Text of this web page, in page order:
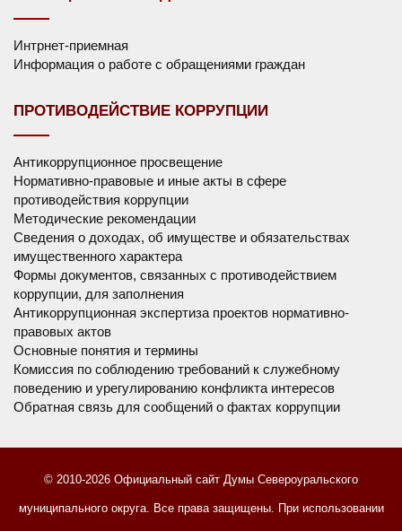
Интрнет-приемная
Информация о работе с обращениями граждан
ПРОТИВОДЕЙСТВИЕ КОРРУПЦИИ
Антикоррупционное просвещение
Нормативно-правовые и иные акты в сфере
противодействия коррупции
Методические рекомендации
Сведения о доходах, об имуществе и обязательствах
имущественного характера
Формы документов, связанных с противодействием
коррупции, для заполнения
Антикоррупционная экспертиза проектов нормативно-
правовых актов
Основные понятия и термины
Комиссия по соблюдению требований к служебному
поведению и урегулированию конфликта интересов
Обратная связь для сообщений о фактах коррупции
© 2010-2026 Официальный сайт Думы Североуральского
муниципального округа. Все права защищены. При использовании